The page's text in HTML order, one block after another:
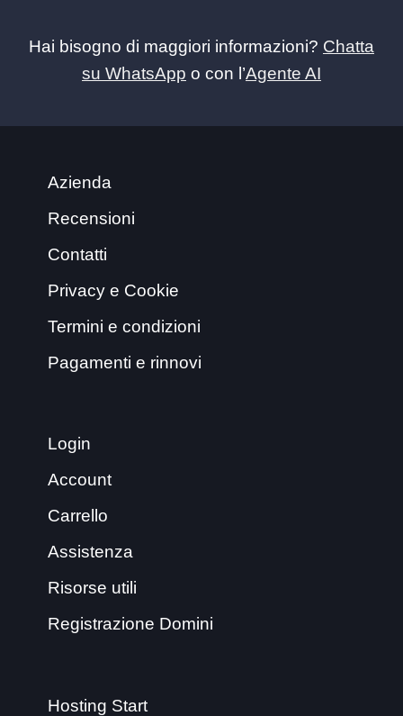
Hai bisogno di maggiori informazioni? Chatta
su WhatsApp o con l’Agente AI
Azienda
Recensioni
Contatti
Privacy e Cookie
Termini e condizioni
Pagamenti e rinnovi
Login
Account
Carrello
Assistenza
Risorse utili
Registrazione Domini
Hosting Start